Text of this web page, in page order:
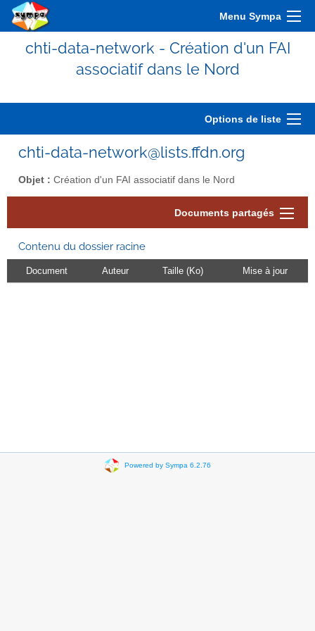
Menu Sympa
chti-data-network - Création d'un FAI
associatif dans le Nord
Options de liste
chti-data-network@lists.ffdn.org
Objet : Création d'un FAI associatif dans le Nord
Documents partagés
Contenu du dossier racine
Document Auteur Taille (Ko) Mise à jour
Powered by Sympa 6.2.76